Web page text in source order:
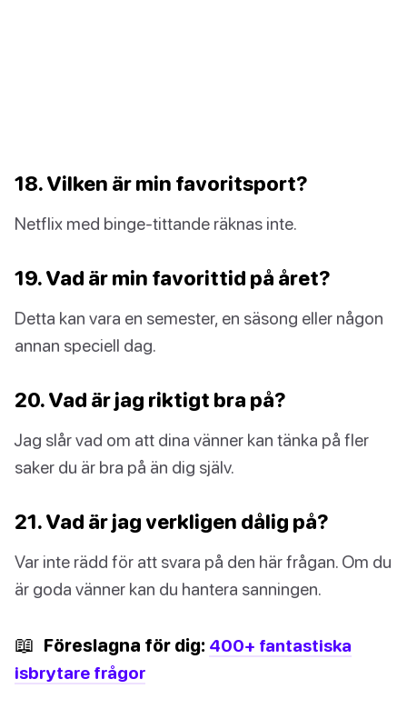
18. Vilken är min favoritsport?
Netflix med binge-tittande räknas inte.
19. Vad är min favorittid på året?
Detta kan vara en semester, en säsong eller någon
annan speciell dag.
20. Vad är jag riktigt bra på?
Jag slår vad om att dina vänner kan tänka på fler
saker du är bra på än dig själv.
21. Vad är jag verkligen dålig på?
Var inte rädd för att svara på den här frågan. Om du
är goda vänner kan du hantera sanningen.
📖 Föreslagna för dig: 400+ fantastiska
isbrytare frågor